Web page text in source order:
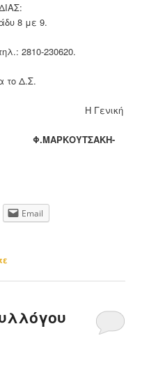
8 με 9.
2810-230620.
το Δ.Σ.
Η Γενική
Email